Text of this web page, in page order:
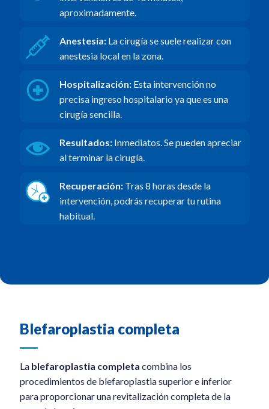
aproximadamente.
Anestesia:La cirugía se suele realizar con
anestesia local en la zona.
Hospitalización:Esta intervención no
precisa ingreso hospitalario ya que es una
cirugía sencilla.
Resultados:Inmediatos. Se pueden apreciar
al terminar la cirugía.
Recuperación:Tras 8 horas desde la
intervención, podrás recuperar tu rutina
habitual.
Blefaroplastia completa
La blefaroplastia completa combina los
procedimientos de blefaroplastia superior e inferior
para proporcionar una revitalización completa de la